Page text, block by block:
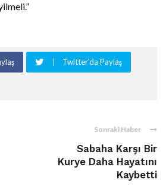
Twitter'da Paylaş
Sonraki Haber
Sabaha Karşı Bir
Kurye Daha Hayatını
Kaybetti